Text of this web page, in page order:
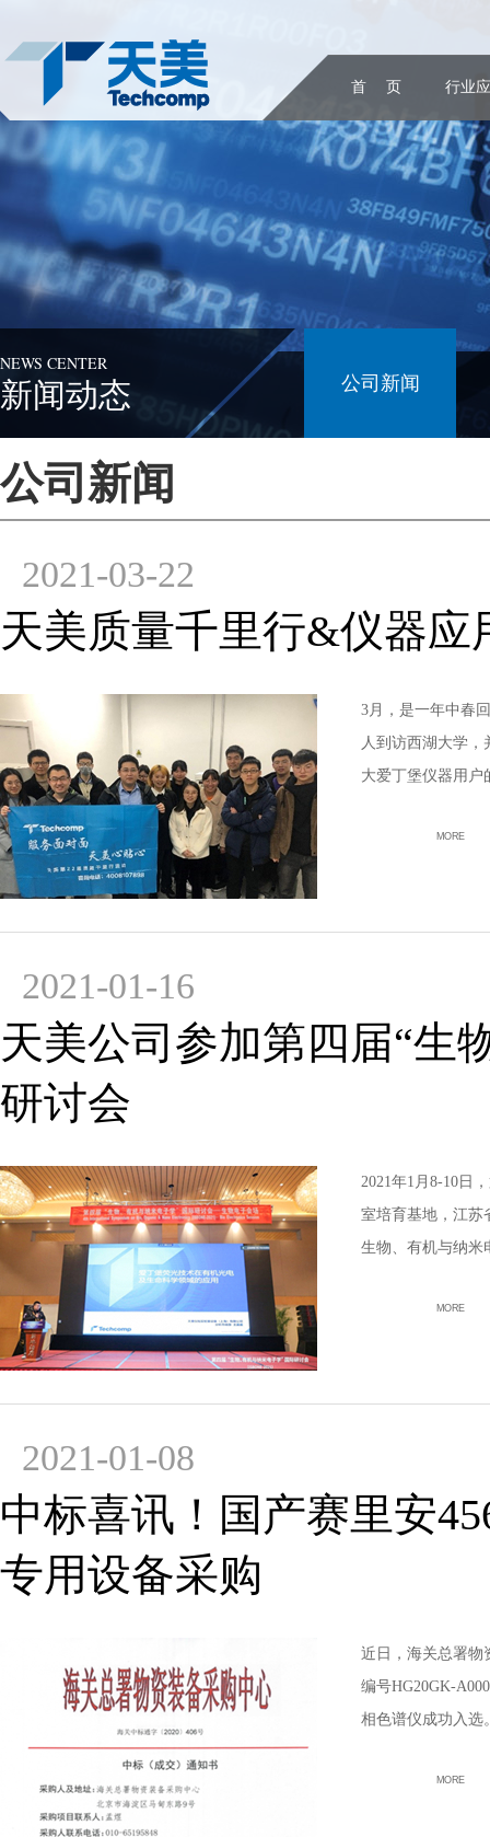
首 页 行业
NEWS CENTER
新闻动态 公司新闻
公司新闻
2021-03-22
天美质量千里行&仪器
3月，是一年中春
人到访西湖大学，
大爱丁堡仪器用户
MORE
2021-01-16
天美公司参加第四届“生
研讨会
2021年1月8-10日
室培育基地，江苏
生物、有机与纳米
MORE
2021-01-08
中标喜讯！国产赛里安
专用设备采购
近日，海关总署物
编号HG20GK-
相色谱仪成功入选
MORE